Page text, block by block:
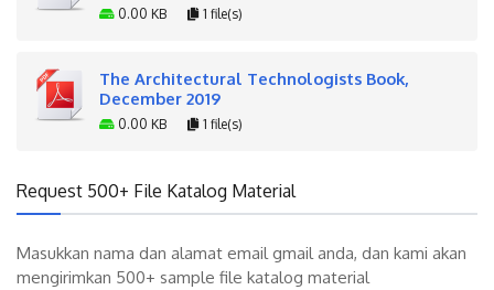
0.00 KB 1 file(s)
The Architectural Technologists Book,
December 2019
0.00 KB 1 file(s)
Request 500+ File Katalog Material
Masukkan nama dan alamat email gmail anda, dan kami akan
mengirimkan 500+ sample file katalog material